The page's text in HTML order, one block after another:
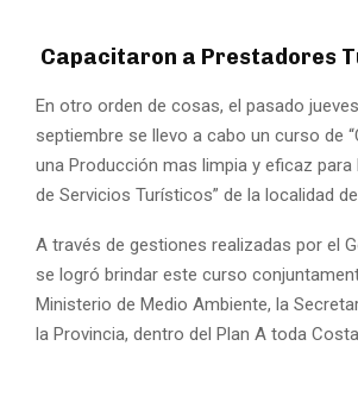
Capacitaron a Prestadores
En otro orden de cosas, el pasado
septiembre se llevo a cabo un curso de
una Producción mas limpia y eficaz
de Servicios Turísticos” de la localidad de
A través de gestiones realizadas por el
se logró brindar este curso
Ministerio de Medio Ambiente, la
la Provincia, dentro del Plan A toda Costa.